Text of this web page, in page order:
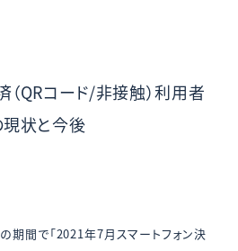
（QRコード/非接触）利用者
現状と今後
間で「2021年7月スマートフォン決